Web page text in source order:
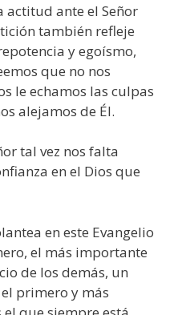
actitud ante el Señor
también refleje
y egoísmo,
que no nos
le echamos las culpas
alejamos de Él.
tal vez nos falta
en el Dios que
en este Evangelio
el más importante
de los demás, un
primero y más